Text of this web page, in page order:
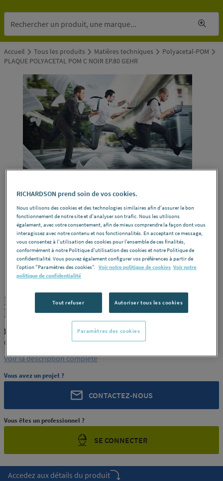
Accueil Tous les produits Matières techniques
Polyacetal-POM
PLAQUE POLYACETAL POM C NOIR EP.80 GEHR
ROCHLING REF : 76959
PLAQUE POLYACETAL POM C NOIR
EP.80 GEHR
ROCHLING PRODUIT-76959
GEHR
Voir la description complète
Vous avez un projet ?
CONTACTEZ-NOUS
Vous êtes un professionnel ?
SE CONNECTER
Accedez aux détails du produit
RICHARDSON prend soin de vos cookies.
Nous utilisons des cookies et des technologies similaires afin d'assurer le bon
fonctionnement de notre site et d'analyser son trafic. Nous les utilisons
également, avec votre consentement, afin de mieux comprendre la façon dont vous
interagissez avec notre contenu et nos fonctionnalités. En acceptant ce message,
vous consentez à l’utilisation des cookies pour l’ensemble de ces finalités,
conformément à notre Politique d'utilisation des cookies et notre Politique de
confidentialité. Vous pouvez également configurer vos préférences à partir de
l’option "Paramètres des cookies”. Voir notre politique de cookies Voir notre
politique de confidentialité
Tout refuser Autoriser tous les cookies
Paramètres des cookies